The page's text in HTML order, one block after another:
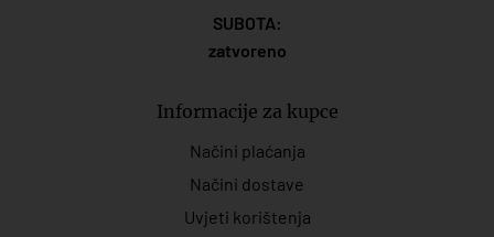
SUBOTA:
zatvoreno
Informacije za kupce
Načini plaćanja
Načini dostave
Uvjeti korištenja